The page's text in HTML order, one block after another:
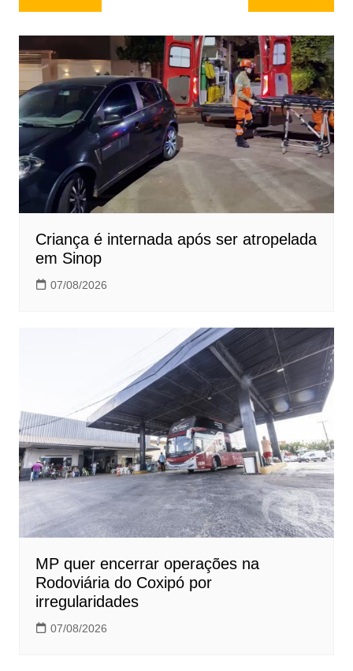
de
Post
Criança é internada após ser atropelada
em Sinop
07/08/2026
MP quer encerrar operações na
Rodoviária do Coxipó por
irregularidades
07/08/2026